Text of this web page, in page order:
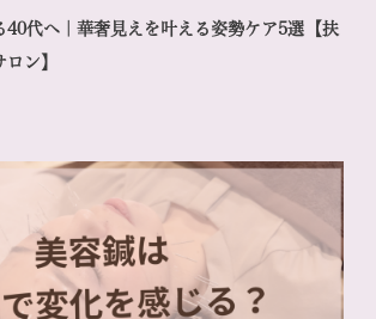
40代へ｜華奢見えを叶える姿勢ケア5選【扶
ン】